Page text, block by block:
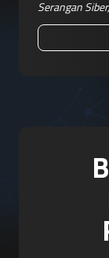
Serangan Siber,